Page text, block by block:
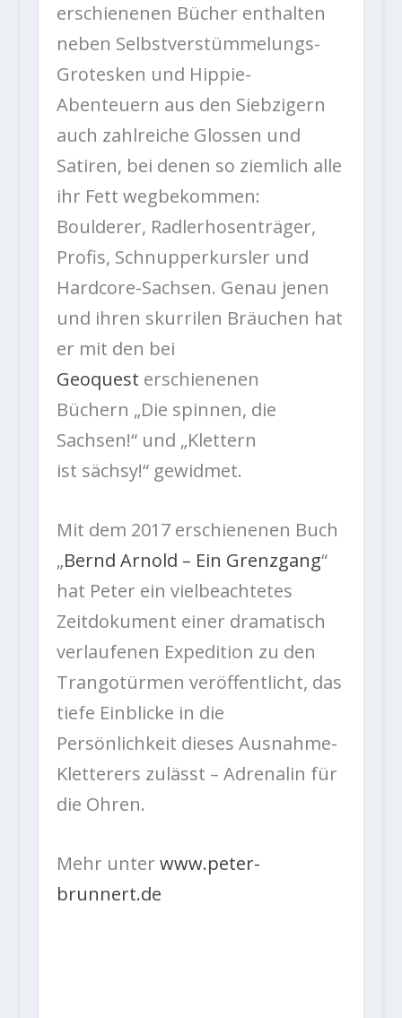
erschienenen Bücher enthalten
neben Selbstverstümmelungs-
Grotesken und Hippie-
Abenteuern aus den Siebzigern
auch zahlreiche Glossen und
Satiren, bei denen so ziemlich alle
ihr Fett wegbekommen:
Boulderer, Radlerhosenträger,
Profis, Schnupperkursler und
Hardcore-Sachsen. Genau jenen
und ihren skurrilen Bräuchen hat
er mit den bei
Geoquest erschienenen
Büchern „Die spinnen, die
Sachsen!“ und „Klettern
ist sächsy!“ gewidmet.
Mit dem 2017 erschienenen Buch
„Bernd Arnold – Ein Grenzgang“
hat Peter ein vielbeachtetes
Zeitdokument einer dramatisch
verlaufenen Expedition zu den
Trangotürmen veröffentlicht, das
tiefe Einblicke in die
Persönlichkeit dieses Ausnahme-
Kletterers zulässt – Adrenalin für
die Ohren.
Mehr unter www.peter-
brunnert.de